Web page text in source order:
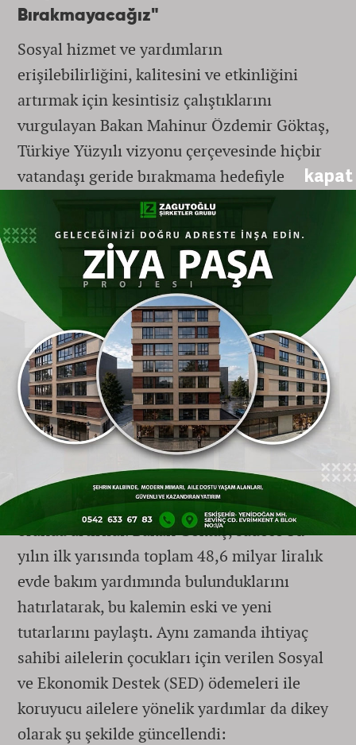
kapat
Bırakmayacağız"
Sosyal hizmet ve yardımların
erişilebilirliğini, kalitesini ve etkinliğini
artırmak için kesintisiz çalıştıklarını
vurgulayan Bakan Mahinur Özdemir Göktaş,
Türkiye Yüzyılı vizyonu çerçevesinde hiçbir
vatandaşı geride bırakmama hedefiyle
hareket ettiklerinin altını çizdi. Yeni
düzenleme sonrasında güncellenen sosyal
yardım programlarının aylık ödemelerinin,
önümüzdeki süreçte hak sahiplerinin
hesaplarına zamlı olarak yatırılacağını
müjdeledi.
Evde Bakım Yardımı ve SED
Ödemelerinde Büyük Artış
Bakanlığın en önemli hizmet modellerinden
biri olan ve aylık ortalama 516 bin engelli
vatandaşın yararlandığı Evde Bakım Yardımı,
bu yılın temmuz-aralık dönemi için ciddi
oranda artırıldı. Bakan Göktaş, sadece bu
yılın ilk yarısında toplam 48,6 milyar liralık
evde bakım yardımında bulunduklarını
hatırlatarak, bu kalemin eski ve yeni
tutarlarını paylaştı. Aynı zamanda ihtiyaç
sahibi ailelerin çocukları için verilen Sosyal
ve Ekonomik Destek (SED) ödemeleri ile
koruyucu ailelere yönelik yardımlar da dikey
olarak şu şekilde güncellendi: